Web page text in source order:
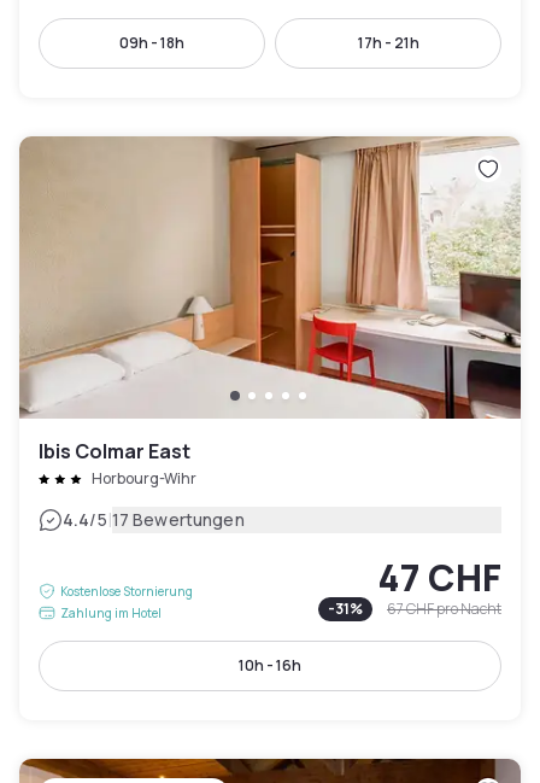
09h - 18h 17h - 21h
Ibis Colmar East
Horbourg-Wihr
4.4/5|17 Bewertungen
Kostenlose Stornierung
Zahlung im Hotel
47 CHF
-31% 67 CHFpro Nacht
10h - 16h